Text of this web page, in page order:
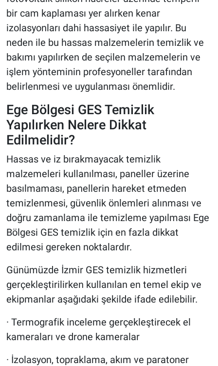
bir cam kaplaması yer alırken kenar
izolasyonları dahi hassasiyet ile yapılır. Bu
neden ile bu hassas malzemelerin temizlik ve
bakımı yapılırken de seçilen malzemelerin ve
işlem yönteminin profesyoneller tarafından
belirlenmesi ve uygulanması önemlidir.
Ege Bölgesi GES Temizlik
Yapılırken Nelere Dikkat
Edilmelidir?
Hassas ve iz bırakmayacak temizlik
malzemeleri kullanılması, paneller üzerine
basılmaması, panellerin hareket etmeden
temizlenmesi, güvenlik önlemleri alınması ve
doğru zamanlama ile temizleme yapılması Ege
Bölgesi GES temizlik için en fazla dikkat
edilmesi gereken noktalardır.
Günümüzde İzmir GES temizlik hizmetleri
gerçekleştirilirken kullanılan en temel ekip ve
ekipmanlar aşağıdaki şekilde ifade edilebilir.
· Termografik inceleme gerçekleştirecek el
kameraları ve drone kameralar
· İzolasyon, topraklama, akım ve paratoner